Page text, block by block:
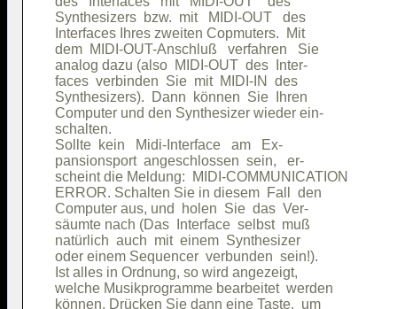
Synthesizers  bzw.  mit   MIDI-OUT   des
Interfaces Ihres zweiten Copmuters.  Mit
dem  MIDI-OUT-Anschluß   verfahren   Sie
analog dazu (also  MIDI-OUT  des  Inter-
faces  verbinden  Sie  mit  MIDI-IN  des
Synthesizers).  Dann  können  Sie  Ihren
Computer und den Synthesizer wieder ein-
schalten.
Sollte  kein   Midi-Interface   am   Ex-
pansionsport  angeschlossen  sein,   er-
scheint die Meldung:  MIDI-COMMUNICATION
ERROR. Schalten Sie in diesem  Fall  den
Computer aus, und  holen  Sie  das  Ver-
säumte nach (Das  Interface  selbst  muß
natürlich  auch  mit  einem  Synthesizer
oder einem Sequencer  verbunden  sein!).
Ist alles in Ordnung, so wird angezeigt,
welche Musikprogramme bearbeitet  werden
können. Drücken Sie dann eine Taste,  um